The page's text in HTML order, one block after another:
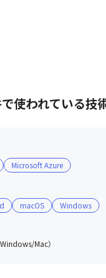
使われている技
Microsoft Azure
macOS Windows
Mac）